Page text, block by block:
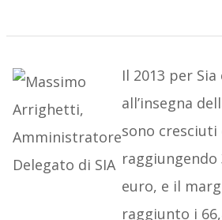
Il 2013 per
all’insegna
sono cresciuti
euro, e il
raggiunto i